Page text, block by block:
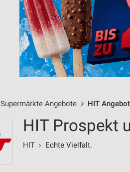
Supermärkte Angebote HIT
HIT Prospekt
HIT › Echte Vielfalt.